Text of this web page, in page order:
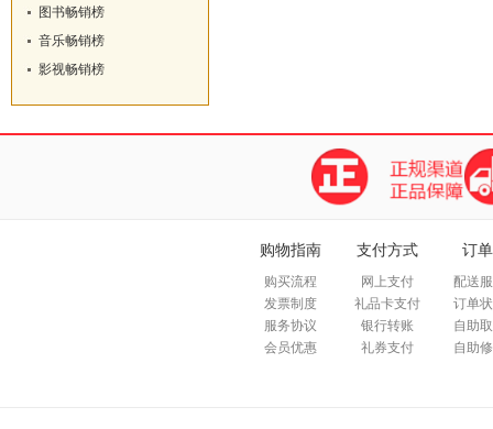
图书畅销榜
音乐畅销榜
影视畅销榜
购物指南
购买流程
发票制度
服务协议
会员优惠
支付方式
网上支付
礼品卡支付
银行转账
礼券支付
订
配送
订单
自助
自助